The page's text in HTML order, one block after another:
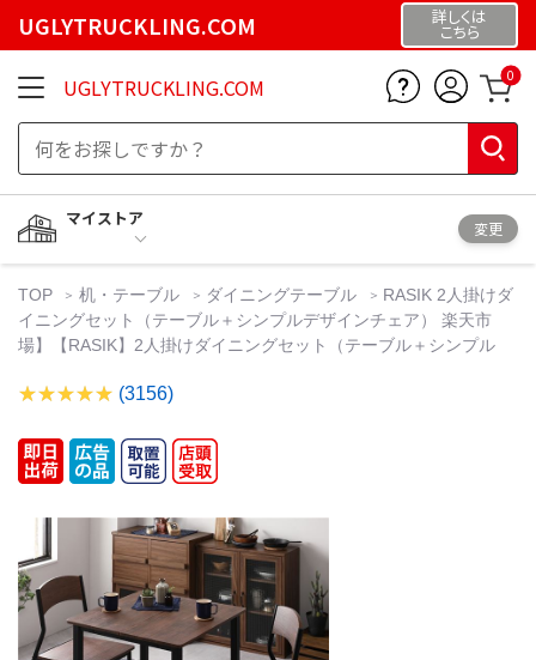
UGLYTRUCKLING.COM 詳しくは
こちら
UGLYTRUCKLING.COM 0
マイストア
変更
TOP 机・テーブル ダイニングテーブル
RASIK 2人掛けダ
イニングセット（テーブル＋シンプルデザインチェア） 楽天市
場】【RASIK】2人掛けダイニングセット（テーブル＋シンプル
(3156)